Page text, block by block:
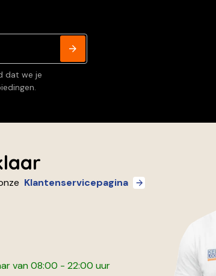
dat we je
Klantenservicepagina
van 08:00 - 22:00 uur